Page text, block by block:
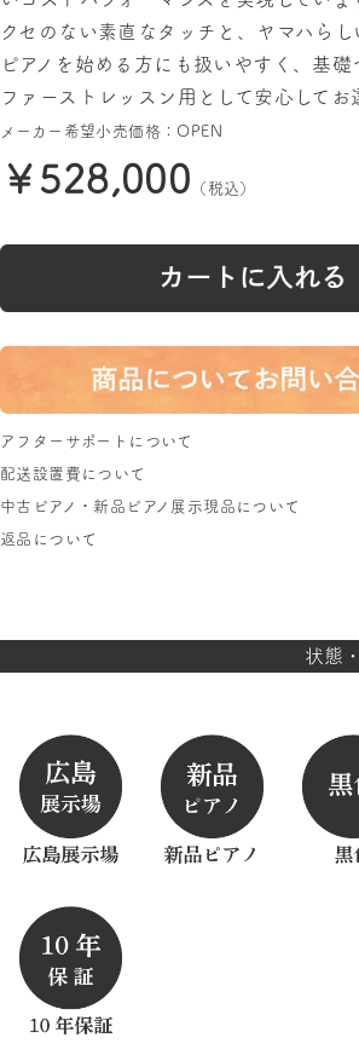
クセのない素直なタッチと、ヤマハら
ピアノを始める方にも扱いやすく、基礎
ファーストレッスン用として安心してお
メーカー希望小売価格：OPEN
￥528,000 （税込）
アフターサポートについて
配送設置費について
中古ピアノ・新品ピアノ展示現品について
返品について
状態